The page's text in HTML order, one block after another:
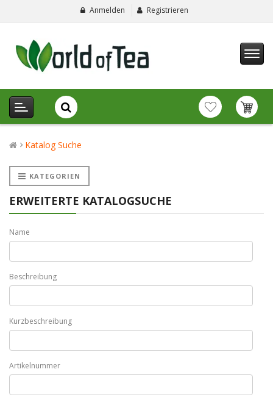
Anmelden Registrieren
Katalog Suche
KATEGORIEN
ERWEITERTE KATALOGSUCHE
Name
Beschreibung
Kurzbeschreibung
Artikelnummer